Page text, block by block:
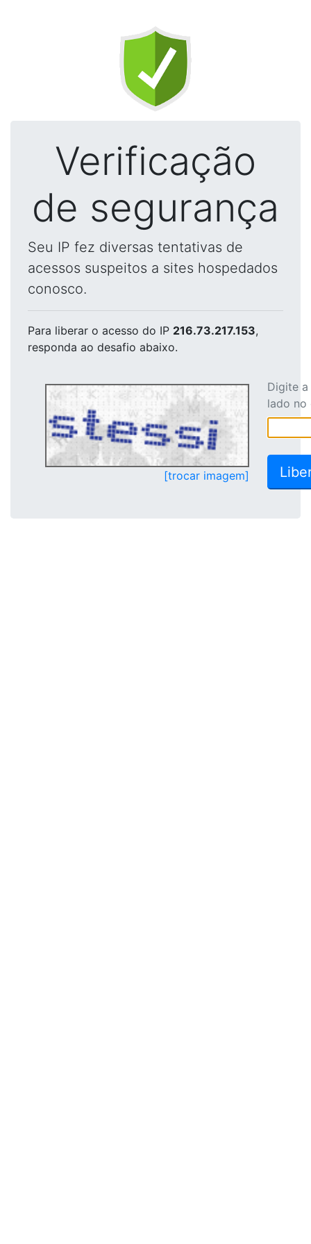
Verificação
de segurança
Seu IP fez diversas tentativas de
acessos suspeitos a sites hospedados
conosco.
Para liberar o acesso do IP 216.73.217.153,
responda ao desafio abaixo.
[trocar imagem]
Digite
lado no